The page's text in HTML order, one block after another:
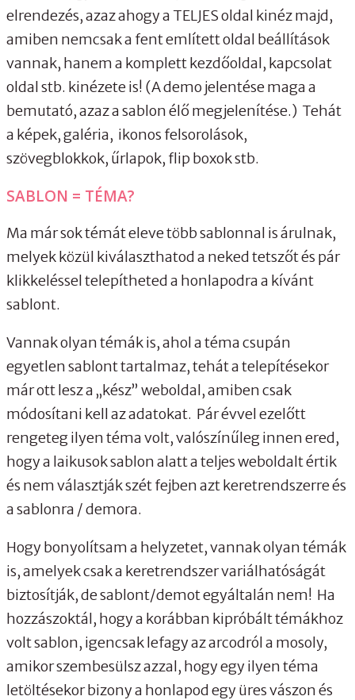
elrendezés, azaz ahogy a TELJES oldal kinéz majd,
amiben nemcsak a fent említett oldal beállítások
vannak, hanem a komplett kezdőoldal, kapcsolat
oldal stb. kinézete is! (A demo jelentése maga a
bemutató, azaz a sablon élő megjelenítése.) Tehát
a képek, galéria, ikonos felsorolások,
szövegblokkok, űrlapok, flip boxok stb.
SABLON = TÉMA?
Ma már sok témát eleve több sablonnal is árulnak,
melyek közül kiválaszthatod a neked tetszőt és pár
klikkeléssel telepítheted a honlapodra a kívánt
sablont.
Vannak olyan témák is, ahol a téma csupán
egyetlen sablont tartalmaz, tehát a telepítésekor
már ott lesz a „kész” weboldal, amiben csak
módosítani kell az adatokat. Pár évvel ezelőtt
rengeteg ilyen téma volt, valószínűleg innen ered,
hogy a laikusok sablon alatt a teljes weboldalt értik
és nem választják szét fejben azt keretrendszerre és
a sablonra / demora.
Hogy bonyolítsam a helyzetet, vannak olyan témák
is, amelyek csak a keretrendszer variálhatóságát
biztosítják, de sablont/demot egyáltalán nem! Ha
hozzászoktál, hogy a korábban kipróbált témákhoz
volt sablon, igencsak lefagy az arcodról a mosoly,
amikor szembesülsz azzal, hogy egy ilyen téma
letöltésekor bizony a honlapod egy üres vászon és